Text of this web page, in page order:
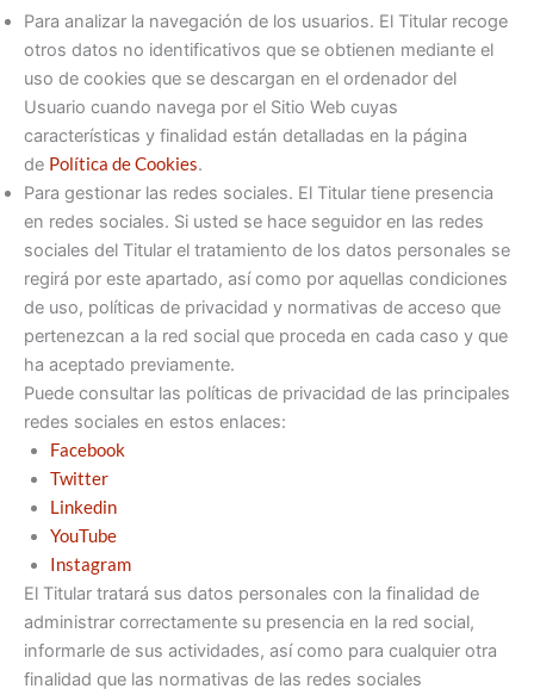
Para analizar la navegación de los usuarios. El Titular recoge
otros datos no identificativos que se obtienen mediante el
uso de cookies que se descargan en el ordenador del
Usuario cuando navega por el Sitio Web cuyas
características y finalidad están detalladas en la página
de Política de Cookies.
Para gestionar las redes sociales. El Titular tiene presencia
en redes sociales. Si usted se hace seguidor en las redes
sociales del Titular el tratamiento de los datos personales se
regirá por este apartado, así como por aquellas condiciones
de uso, políticas de privacidad y normativas de acceso que
pertenezcan a la red social que proceda en cada caso y que
ha aceptado previamente.
Puede consultar las políticas de privacidad de las principales
redes sociales en estos enlaces:
Facebook
Twitter
Linkedin
YouTube
Instagram
El Titular tratará sus datos personales con la finalidad de
administrar correctamente su presencia en la red social,
informarle de sus actividades, así como para cualquier otra
finalidad que las normativas de las redes sociales